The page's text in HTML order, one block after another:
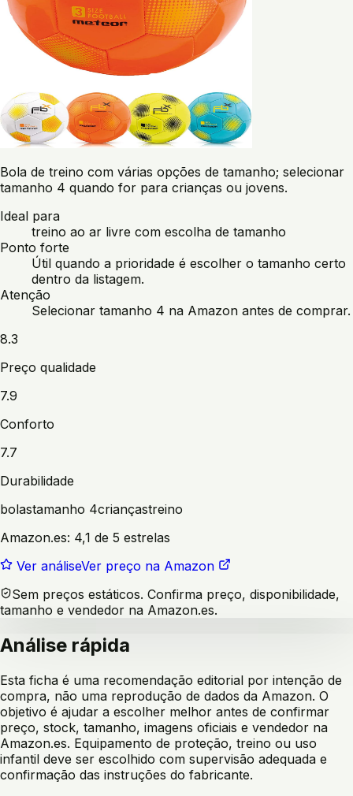
Bola de treino com várias opções de tamanho; selecionar
tamanho 4 quando for para crianças ou jovens.
Ideal para
treino ao ar livre com escolha de tamanho
Ponto forte
Útil quando a prioridade é escolher o tamanho certo
dentro da listagem.
Atenção
Selecionar tamanho 4 na Amazon antes de comprar.
8.3
Preço qualidade
7.9
Conforto
7.7
Durabilidade
bolastamanho 4criançastreino
Amazon.es: 4,1 de 5 estrelas
Ver análiseVer preço na Amazon
Sem preços estáticos. Confirma preço, disponibilidade,
tamanho e vendedor na Amazon.es.
Análise rápida
Esta ficha é uma recomendação editorial por intenção de
compra, não uma reprodução de dados da Amazon. O
objetivo é ajudar a escolher melhor antes de confirmar
preço, stock, tamanho, imagens oficiais e vendedor na
Amazon.es. Equipamento de proteção, treino ou uso
infantil deve ser escolhido com supervisão adequada e
confirmação das instruções do fabricante.